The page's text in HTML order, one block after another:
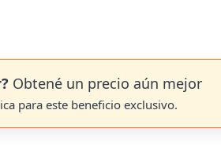
Obtené un precio aún mejor
para este beneficio exclusivo.